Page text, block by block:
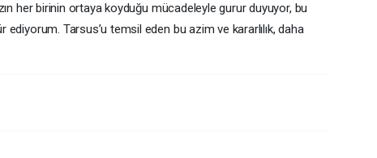
her birinin ortaya koyduğu mücadeleyle gurur duyuyor, bu
Tarsus’u temsil eden bu azim ve kararlılık, daha